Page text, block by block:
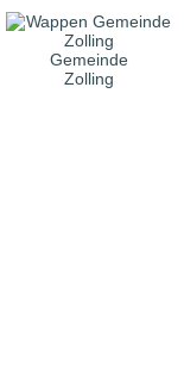
Gemeinde
Zolling